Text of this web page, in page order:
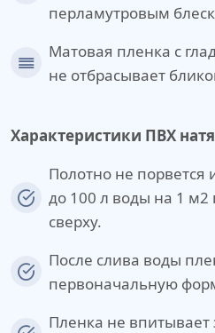
перламутровым
Матовая пленка с
не отбрасывает
Характеристики ПВХ
Полотно не порвется
до 100 л воды на 1 м2
сверху.
После слива воды
первоначальную
Пленка не впитывает